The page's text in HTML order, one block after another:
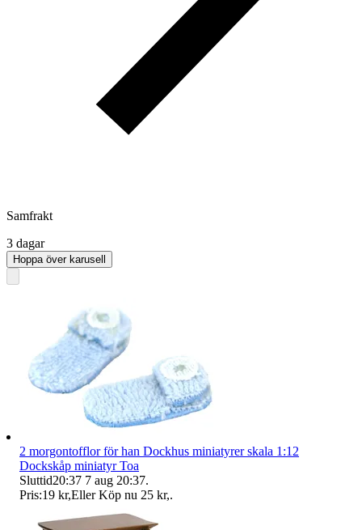
Samfrakt
3 dagar
Hoppa över karusell
2 morgontofflor för han Dockhus miniatyrer skala 1:12
Dockskåp miniatyr Toa
Sluttid20:37 7 aug 20:37.
Pris:19 kr,Eller Köp nu 25 kr,.